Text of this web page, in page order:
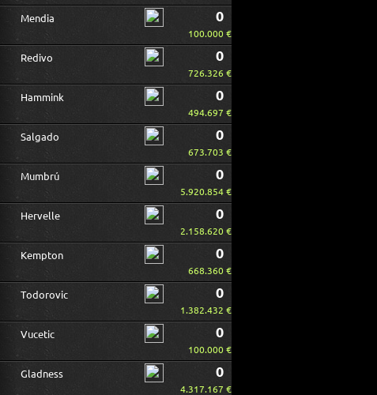
Mendia 0
100.000 €
Redivo 0
726.326 €
Hammink 0
494.697 €
Salgado 0
673.703 €
Mumbrú 0
5.920.854 €
Hervelle 0
2.158.620 €
Kempton 0
668.360 €
Todorovic 0
1.382.432 €
Vucetic 0
100.000 €
Gladness 0
4.317.167 €